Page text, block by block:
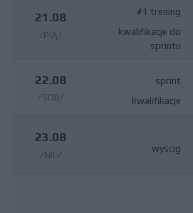
21.08
/PIĄ/
#1 trening
kwalifikacje do
sprintu
22.08
/SOB/
sprint
kwalifikacje
23.08
/NIE/
wyścig